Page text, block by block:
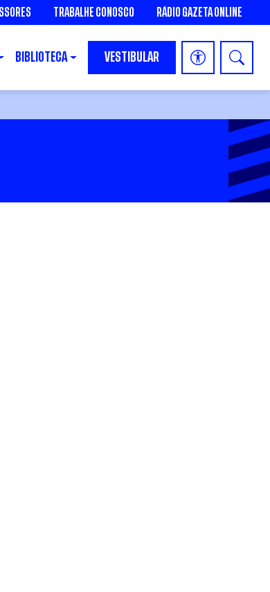
TRABALHE CONOSCO RÁDIO GAZETA ONLINE
BIBLIOTECA VESTIBULAR